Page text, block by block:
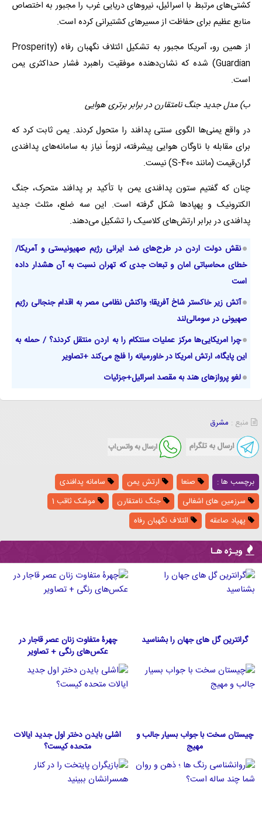
کشتی‌های مرتبط با اسرائیل، نیروهای دریایی غرب را مجبور به اختصاص
منابع عظیم برای حفاظت از مسیرهای کشتیرانی کرده است.
از همین رو، آمریکا مجبور به تشکیل ائتلاف نگهبان رفاه (Prosperity
Guardian) شده که نشان‌دهنده موفقیت راهبرد فشار حداکثری یمن
است.
ب) مدل جدید جنگ نامتقارن در برابر برتری هوایی
در واقع یمنی‌ها الگوی سنتی پدافند را متحول کردند. یمن ثابت کرد که
برای مقابله با ناوگان هوایی پیشرفته، لزوماً نیاز به سامانه‌های پدافندی
گران‌قیمت (مانند S-400) نیست.
چنان که گفتیم ستون پدافندی یمن با تأکید بر پدافند متحرک، جنگ
الکترونیک و پهپادها شکل گرفته است. این سه ضلع، مثلث جدید
پدافندی در برابر ارتش‌های کلاسیک را تشکیل می‌دهند.
نقش دولت اردن در طرح‌های ضد ایرانی رژیم صهیونیستی و آمریکا/
خطای محاسباتی امان و تبعات جدی که تهران نسبت به آن هشدار داده
است
آتش زیر خاکستر شاخ آفریقا؛ واکنش نظامی مصر به اقدام جنجالی رژیم
صهیونی در سومالی‌لند
چرا امریکایی‌ها مرکز عملیات سنتکام را به اردن منتقل کردند؟ / حمله به
این پایگاه، ارتش امریکا در خاورمیانه را فلج می‌کند +تصاویر
لغو پروازهای هند به مقصد اسرائیل+جزئیات
منبع : مشرق
برچسب ها : صنعا ارتش یمن
سامانه پدافندی
سرزمین های اشغالی
جنگ نامتقارن
موشک ثاقب 1
پهپاد صاعقه
ائتلاف نگهبان رفاه
ویـژه هـا
گرانترین گل های جهان را بشناسید
چهرۀ متفاوت زنان عصر قاجار در
عکس‌های رنگی + تصاویر
چیستان سخت با جواب بسیار جالب و
مهیج
اشلی بایدن دختر اول جدید ایالات
متحده كيست؟